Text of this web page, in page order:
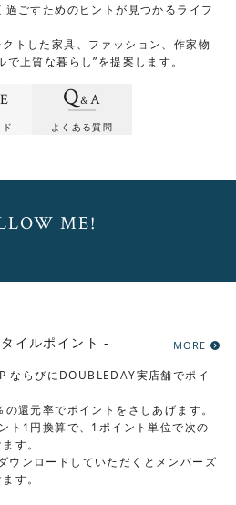
せてあります。身体の曲線に心
えてくれるため、長時間座って
。
丁寧に留められています。
ごすためのヒントが見つかるライフ
トした家具、ファッション、作家物
上質な暮らし”を提案します。
Q&A
よくある質問
ME!
イルポイント - MORE
ならびにDOUBLEDAY実店舗でポイ
還元率でポイントをさしあげます。
ト1円換算で、1ポイント単位で次の
す。
ウンロードしていただくとメンバーズ
す。